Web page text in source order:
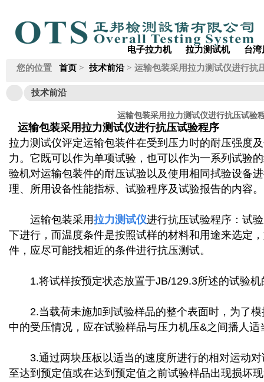
电子拉力机 拉力测试机
台湾
您的位置 首页 > 技术前沿 > 运输包装采用拉力测试仪进行抗
技术前沿
运输包装采用拉力测试仪进行抗压试验
运输包装采用拉力测试仪进行抗压试验程序
拉力测试仪评定运输包装件在受到压力时的耐压强度
力。它既可以作为单项试验，也可以作为一系列试验
验机对运输包装件的耐压试验以及使用相同拭验设备
理、所用设备性能指标、试验程序及试验报告的内容。
运输包装采用拉力测试仪进行抗压试验程序：试
下进行，而温度条件是按照试样的材料和用途来选定
件，应尽可能找相近的条件进行抗压测试。
1.将试样按预定状态放置于JB/129.3所述的试验机
2.当载荷未施加到试验样品的整个表面时，为了模
中的受压情况，应在试验样品与压力机压&之间播人适
3.通过两块压板以适当的速度所进行的相对运动对
至达到预定值或在达到预定值之前试验样品出现损坏